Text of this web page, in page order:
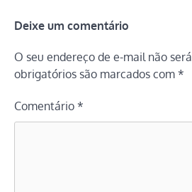
Deixe um comentário
O seu endereço de e-mail não
obrigatórios são marcados com *
Comentário *